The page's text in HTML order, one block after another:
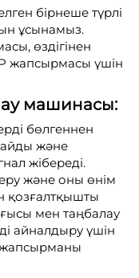
бірнеше түрлі
ұсынамыз.
өздігінен
жапсырмасы үшін
машинасы:
бөлгеннен
және
жібереді.
және оны өнім
қозғалтқышты
мен таңбалау
айналдыру үшін
жапсырманы